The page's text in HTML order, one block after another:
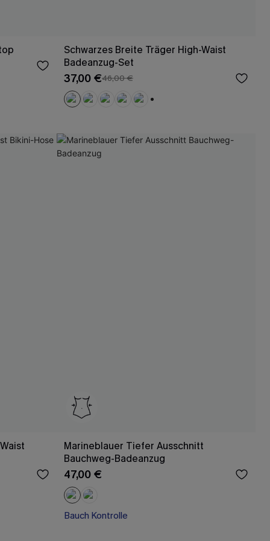
Schwarzes Breite Träger High-Waist
Badeanzug-Set
37,00 €46,00 €
Marineblauer Tiefer Ausschnitt
Bauchweg-Badeanzug
47,00 €
Bauch Kontrolle